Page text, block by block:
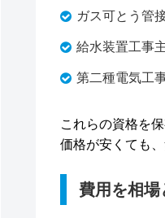
ガス可とう管
給水装置工事
第二種電気工
これらの資格を
価格が安くても
費用を相場